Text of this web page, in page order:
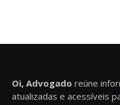
Oi, Advogado reúne
atualizadas e acessíveis